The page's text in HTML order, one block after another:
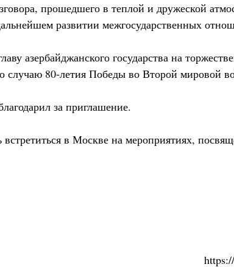
прошедшего в теплой и дружеской
развитии межгосударственных
азербайджанского государства на
случаю 80-летия Победы во Второй мировой
за приглашение.
встретиться в Москве на мероприятиях,